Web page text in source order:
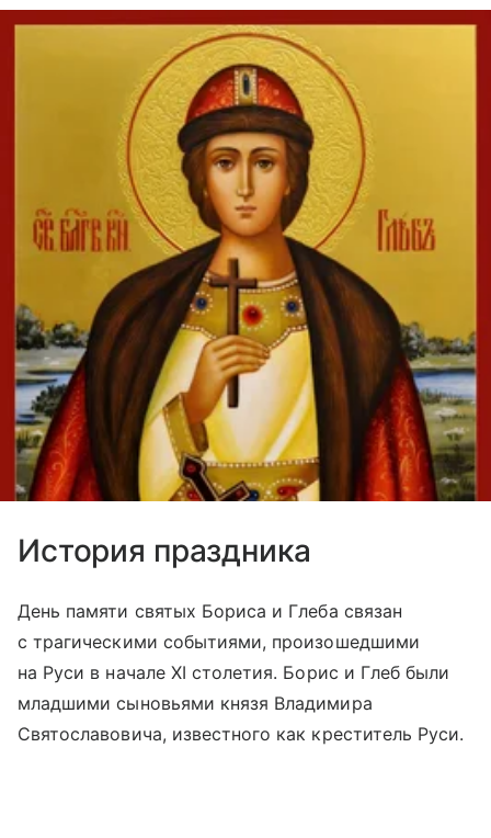
История праздника
День памяти святых Бориса и Глеба связан
с трагическими событиями, произошедшими
на Руси в начале XI столетия. Борис и Глеб были
младшими сыновьями князя Владимира
Святославовича, известного как креститель Руси.